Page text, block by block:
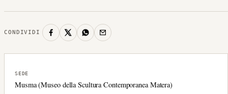
CONDIVIDI
SEDE
Musma (Museo della Scultura Contemporanea Matera)